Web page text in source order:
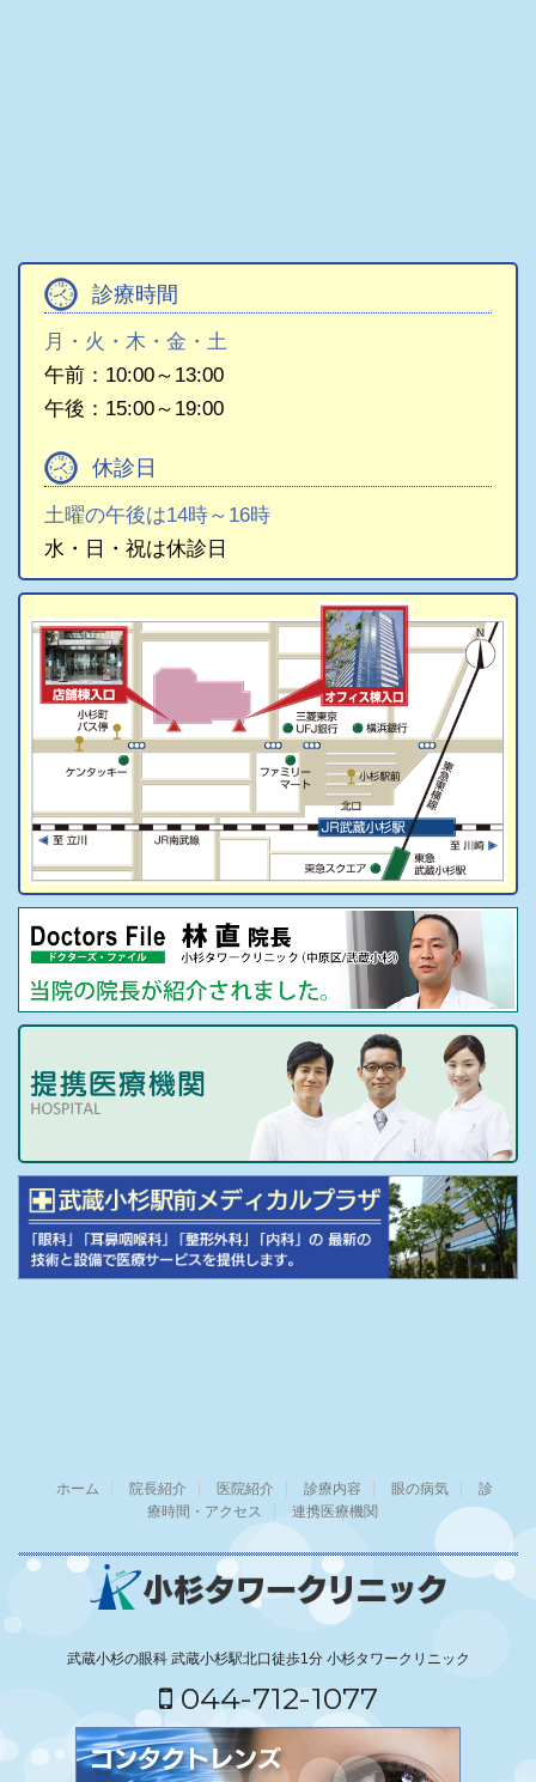
診療時間
月・火・木・金・土
午前：10:00～13:00
午後：15:00～19:00
休診日
土曜の午後は14時～16時
水・日・祝は休診日
ホーム 院長紹介 医院紹介 診療内容 眼の病気
診
療時間・アクセス
連携医療機関
武蔵小杉の眼科 武蔵小杉駅北口徒歩1分 小杉タワークリニック
044-712-1077